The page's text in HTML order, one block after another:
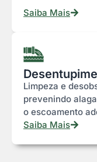
Saiba Mais
Limpeza e
prevenindo
o escoamento
Saiba Mais